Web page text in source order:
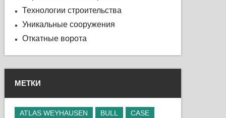
Технологии строительства
Уникальные сооружения
Откатные ворота
МЕТКИ
ATLAS WEYHAUSEN BULL
CASE